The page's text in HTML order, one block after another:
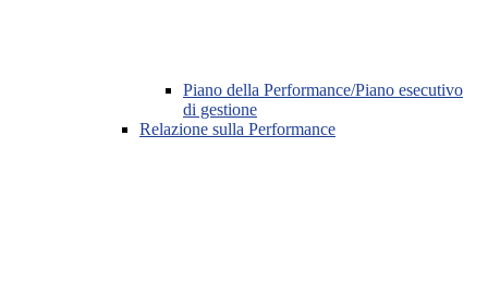
Piano della Performance/Piano esecutivo
di gestione
Relazione sulla Performance